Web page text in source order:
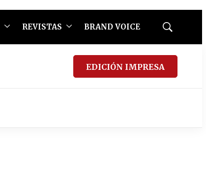
REVISTAS BRAND VOICE
Mostrar
EDICIÓN IMPRESA